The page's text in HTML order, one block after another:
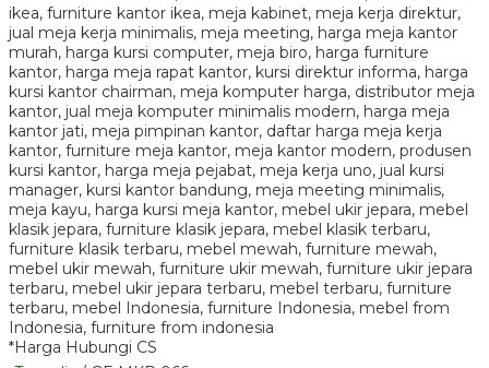
*Harga Hubungi CS